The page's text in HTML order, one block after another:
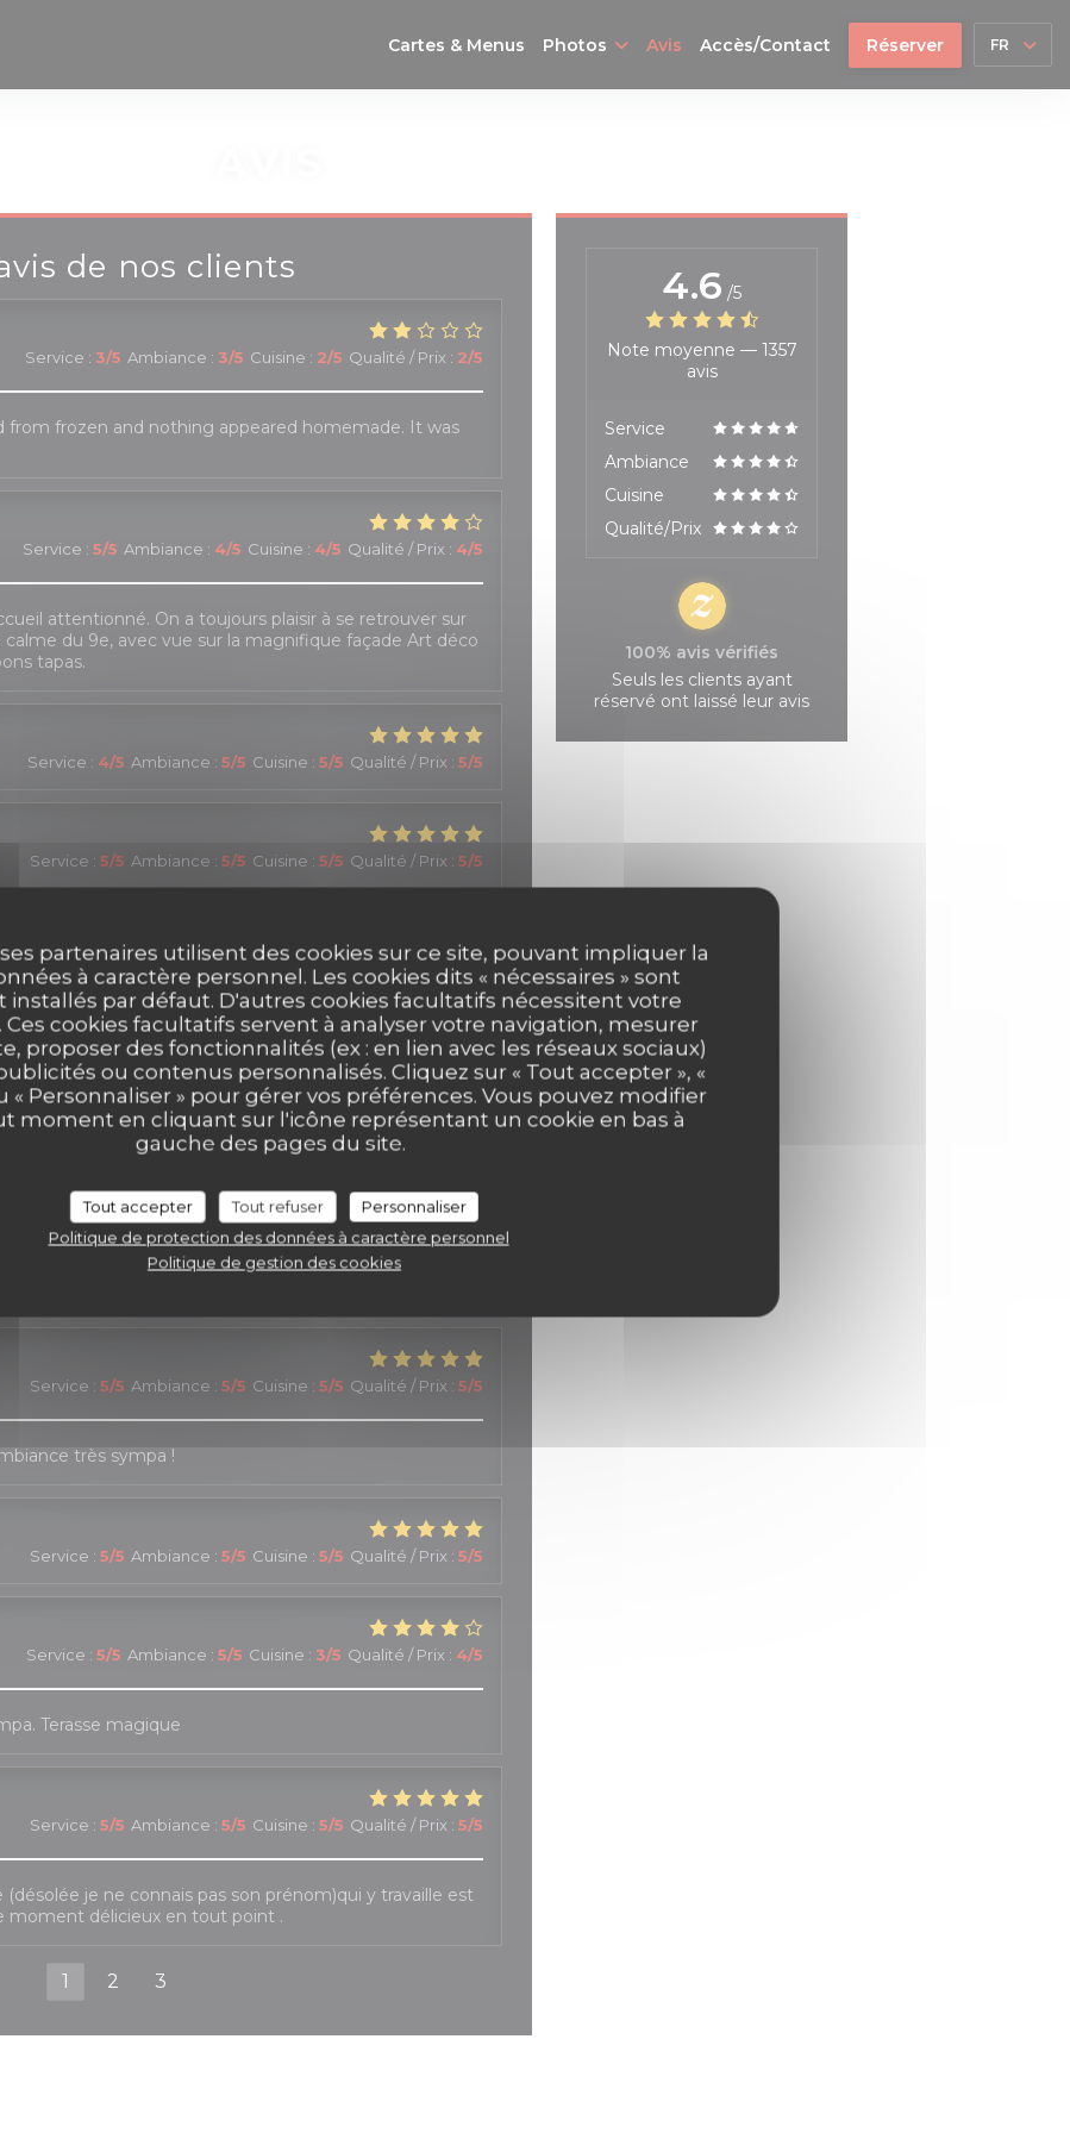
partenaires utilisent des cookies sur ce site, pouvant impliquer la
à caractère personnel. Les cookies dits « nécessaires » sont
installés par défaut. D'autres cookies facultatifs nécessitent votre
cookies facultatifs servent à analyser votre navigation, mesurer
proposer des fonctionnalités (ex : en lien avec les réseaux sociaux)
ou contenus personnalisés. Cliquez sur « Tout accepter », «
« Personnaliser » pour gérer vos préférences. Vous pouvez modifier
moment en cliquant sur l'icône représentant un cookie en bas à
gauche des pages du site.
Tout accepter Tout refuser
Personnaliser
Politique de protection des données à caractère personnel
Politique de gestion des cookies
Cartes & Menus Photos Avis Accès/Contact Réserver FR
de nos clients
Service : 3/5 Ambiance : 3/5 Cuisine : 2/5 Qualité / Prix : 2/5
from frozen and nothing appeared homemade. It was
Service : 5/5 Ambiance : 4/5 Cuisine : 4/5 Qualité / Prix : 4/5
attentionné. On a toujours plaisir à se retrouver sur
du 9e, avec vue sur la magnifique façade Art déco
tapas.
Service : 4/5 Ambiance : 5/5 Cuisine : 5/5 Qualité / Prix : 5/5
Service : 5/5 Ambiance : 5/5 Cuisine : 5/5 Qualité / Prix : 5/5
une soirée au P'tit Barcelone, à savourer de délicieux
L'accueil est tout à fait charmant, avec beaucoup de
la réservation (un empêchement de mes amis m'a
Il faut toutefois veiller à actualiser le site,
Mais c'est un détail !
Service:4/5 Ambiance:5/5 Cuisine: 5/5 Qualité / Prix: 5/5
Service : 5/5 Ambiance : 4 /5 Cuisine:4 /5 Qualité / Prix:3 /5
le personnel est accueillant, réactif et généreux
Service : 5/5 Ambiance : 5/5 Cuisine : 5/5 Qualité / Prix : 5/5
très sympa !
Service : 5/5 Ambiance : 5/5 Cuisine : 5/5 Qualité / Prix : 5/5
Service : 5/5 Ambiance : 5/5 Cuisine : 3/5 Qualité / Prix : 4/5
Terasse magique
Service : 5/5 Ambiance : 5/5 Cuisine : 5/5 Qualité / Prix : 5/5
je ne connais pas son prénom)qui y travaille est
moment délicieux en tout point .
1 2 3
4.6 /5
Note moyenne — 1357
avis
Service
Ambiance
Cuisine
Qualité/Prix
100% avis vérifiés
Seuls les clients ayant
réservé ont laissé leur avis